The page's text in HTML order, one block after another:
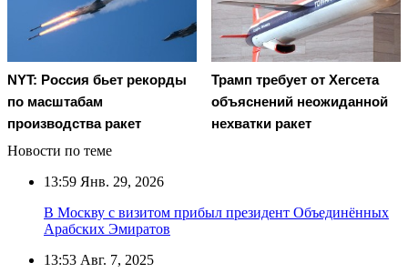
NYT: Россия бьет рекорды
по масштабам
производства ракет
Трамп требует от Хегсета
объяснений неожиданной
нехватки ракет
Новости по теме
13:59 Янв. 29, 2026
В Москву с визитом прибыл президент Объединённых
Арабских Эмиратов
13:53 Авг. 7, 2025